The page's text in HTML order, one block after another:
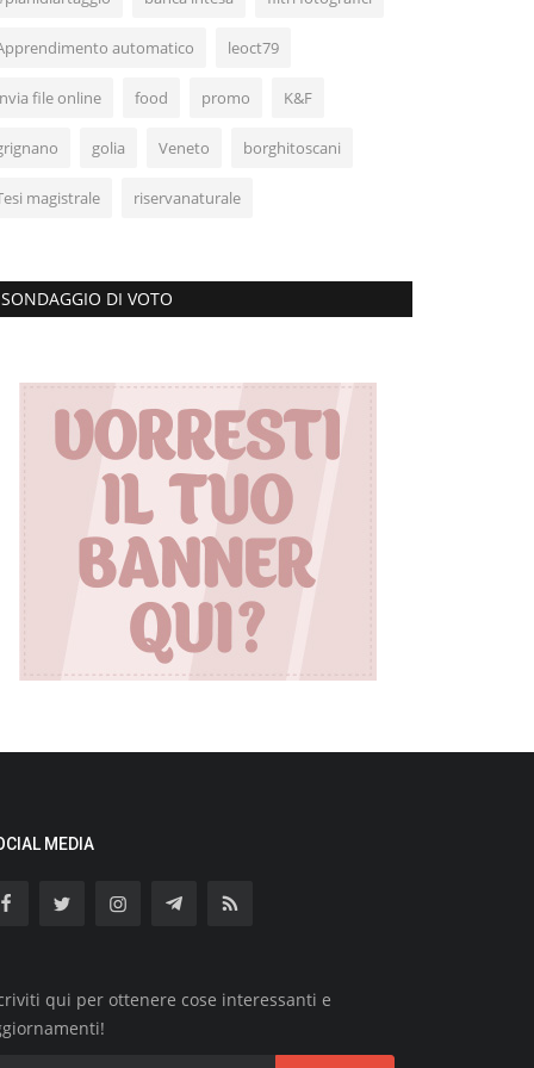
automatico leoct79
file online food promo K&F
golia Veneto borghitoscani
magistrale riservanaturale
SONDAGGIO DI VOTO
MEDIA
qui per ottenere cose interessanti e